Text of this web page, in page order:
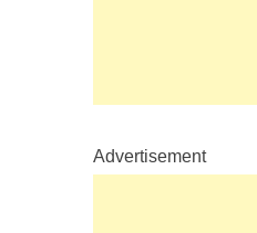
Advertisement